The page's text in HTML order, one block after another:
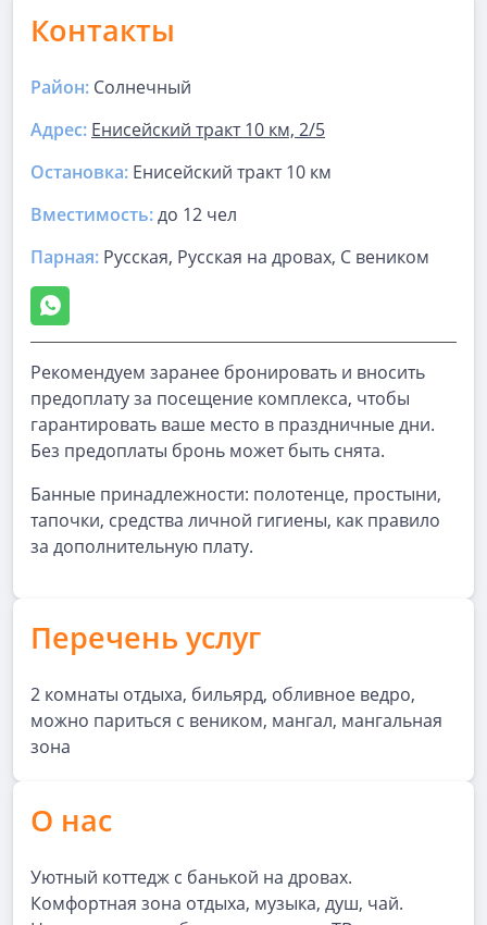
Контакты
Район: Солнечный
Адрес: Енисейский тракт 10 км, 2/5
Остановка: Енисейский тракт 10 км
Вместимость:до 12 чел
Парная: Русская, Русская на дровах, С веником
Рекомендуем заранее бронировать и вносить
предоплату за посещение комплекса, чтобы
гарантировать ваше место в праздничные дни.
Без предоплаты бронь может быть снята.
Банные принадлежности: полотенце, простыни,
тапочки, средства личной гигиены, как правило
за дополнительную плату.
Перечень услуг
2 комнаты отдыха, бильярд, обливное ведро,
можно париться с веником, мангал, мангальная
зона
О нас
Уютный коттедж с банькой на дровах.
Комфортная зона отдыха, музыка, душ, чай.